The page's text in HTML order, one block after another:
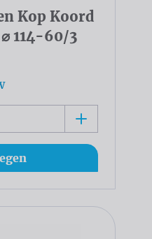
Kop Koord
114-60/3